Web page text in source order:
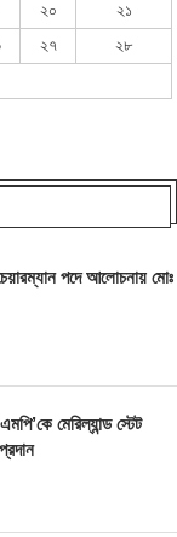
২০
২১
২৭
২৮
পদে আলোচনায় মোঃ
মেরিল্যান্ড স্টেট